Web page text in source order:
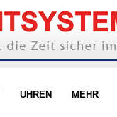
UHREN MEHR